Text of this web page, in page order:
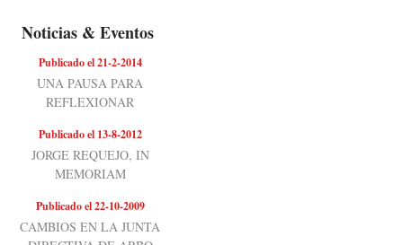
Noticias & Eventos
Publicado el 21-2-2014
UNA PAUSA PARA
REFLEXIONAR
Publicado el 13-8-2012
JORGE REQUEJO, IN
MEMORIAM
Publicado el 22-10-2009
CAMBIOS EN LA JUNTA